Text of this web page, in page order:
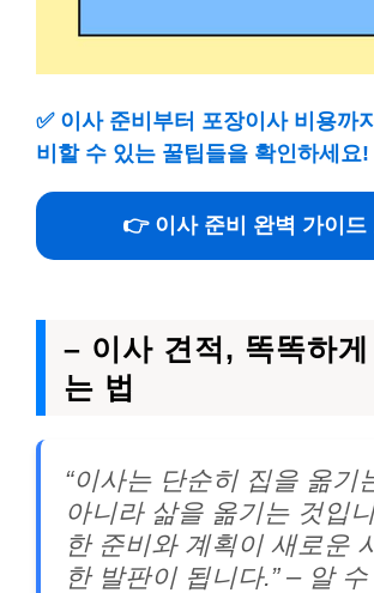
✅ 이사 준비부터 포장이사 비용까
비할 수 있는 꿀팁들을 확인하세요!
👉 이사 준비 완벽 가이드
– 이사 견적, 똑똑하
는 법
“이사는 단순히 집을 옮기
아니라 삶을 옮기는 것입
한 준비와 계획이 새로운
한 발판이 됩니다.” – 알